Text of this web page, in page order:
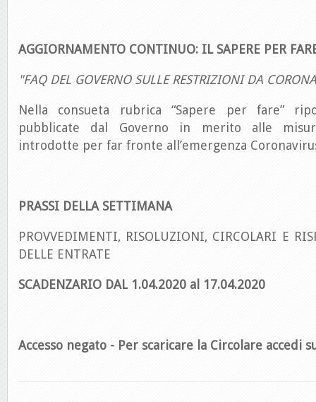
AGGIORNAMENTO CONTINUO: IL SAPERE PER
"FAQ DEL GOVERNO SULLE RESTRIZIONI DA
Nella consueta rubrica “Sapere per fare”
pubblicate dal Governo in merito alle
introdotte per far fronte all’emergenza
PRASSI DELLA SETTIMANA
PROVVEDIMENTI, RISOLUZIONI, CIRCOLARI E
DELLE ENTRATE
SCADENZARIO DAL 1.04.2020 al 17.04.2020
Accesso negato - Per scaricare la Circolare accedi